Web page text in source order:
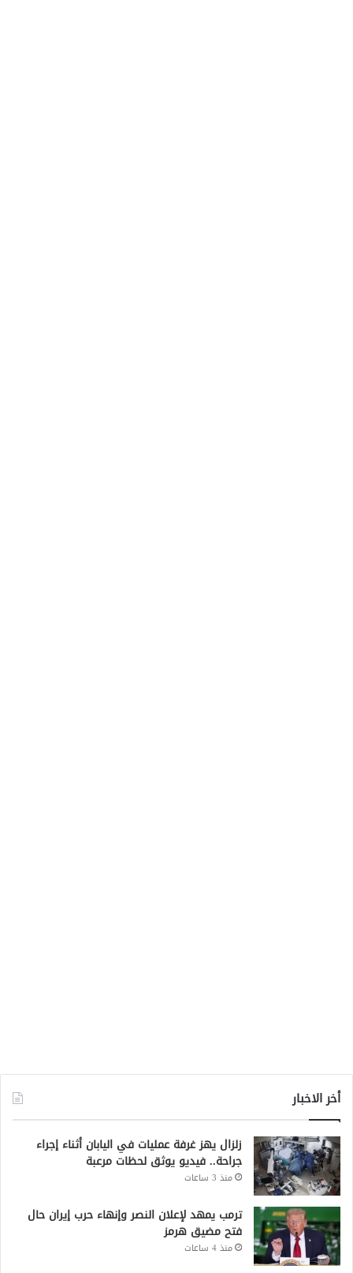
أخر الاخبار
زلزال يهز غرفة عمليات في اليابان أثناء إجراء
جراحة.. فيديو يوثق لحظات مرعبة
منذ 3 ساعات
ترمب يمهد لإعلان النصر وإنهاء حرب إيران حال
فتح مضيق هرمز
منذ 4 ساعات